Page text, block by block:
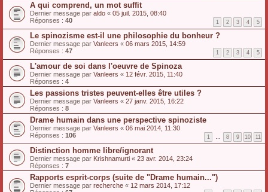
A qui comprend, un mot suffit
Dernier message par aldo « 05 juil. 2015, 08:40
Réponses : 40 1 2 3 4 5
Le spinozisme est-il une philosophie du bonheur ?
Dernier message par Vanleers « 06 mars 2015, 14:59
Réponses : 47 1 2 3 4 5
L'amour de soi dans l'oeuvre de Spinoza
Dernier message par Vanleers « 12 févr. 2015, 11:40
Réponses : 4
Les passions tristes peuvent-elles être utiles ?
Dernier message par Vanleers « 27 janv. 2015, 16:22
Réponses : 8
Drame humain dans une perspective spinoziste
Dernier message par Vanleers « 06 mai 2014, 11:30
Réponses : 106 1 … 8 9 10 11
Distinction homme libre/ignorant
Dernier message par Krishnamurti « 23 avr. 2014, 23:24
Réponses : 7
Rapports esprit-corps (suite de "Drame humain...")
Dernier message par recherche « 12 mars 2014, 17:12